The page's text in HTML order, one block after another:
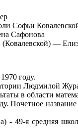
Софьи
Сафонова
—
году.
Людмилой
в области
Почетное
- 49-я средняя